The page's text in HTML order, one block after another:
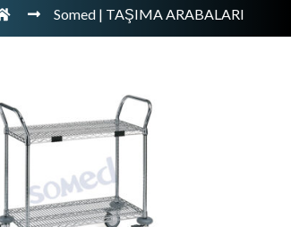
Somed | TAŞIMA ARABALARI